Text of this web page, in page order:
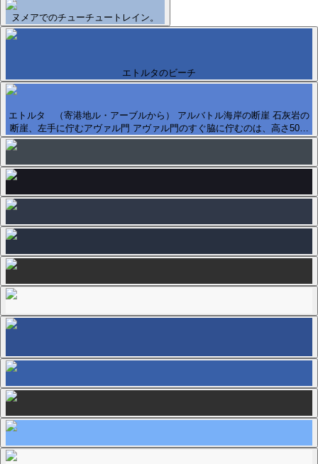
ヌメアでのチューチュートレイン。
エトルタのビーチ
エトルタ （寄港地ル・アーブルから） アルバトル海岸の断崖 石灰岩の
断崖、左手に佇むアヴァル門 アヴァル門のすぐ脇に佇むのは、高さ50…